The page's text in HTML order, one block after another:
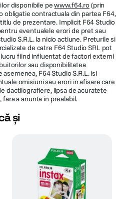
disponibile pewww.f64.ro(prin
obligatie contractuala din partea F64,
de prezentare. Implicit F64 Studio
eventualele erori de pret sau
S.R.L. la nicio actiune. Preturile si
de catre F64 Studio SRL pot
fiind influentat de factori externi
sau disponibilitatea
F64 Studio S.R.L. isi
omisiuni sau erori in afisare care
dactilografiere, lipsa de acuratete
a anunta in prealabil.
și